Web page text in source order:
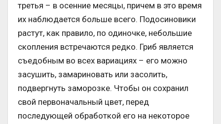
третья – в осенние месяцы, причем в это время
их наблюдается больше всего. Подосиновики
растут, как правило, по одиночке, небольшие
скопления встречаются редко. Гриб является
съедобным во всех вариациях – его можно
засушить, замариновать или засолить,
подвергнуть заморозке. Чтобы он сохранил
свой первоначальный цвет, перед
последующей обработкой его на некоторое